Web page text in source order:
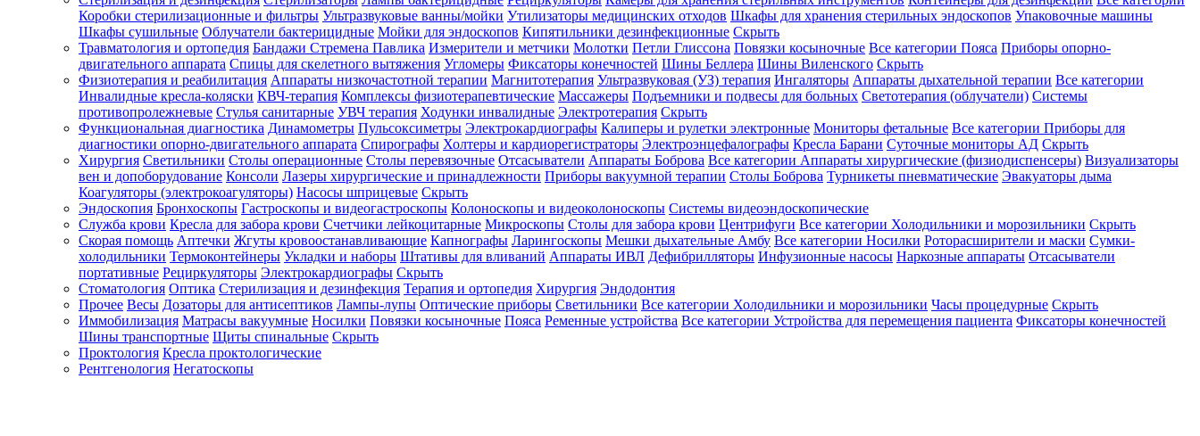
Зарегистрироваться
Зачем
регистрироваться?
Все
покупки
в
одном
месте
Личный
менеджер
Отслеживание
статуса
заказа
Коробки стерилизационные и фильтры Ультразвуковые ванны/мойки Утилизаторы медицинских отходов Шкафы для хранения стерильных эндоскопов Упаковочные машины
Шкафы сушильные Облучатели бактерицидные Мойки для эндоскопов Кипятильники дезинфекционные Скрыть
Травматология и ортопедия Бандажи Стремена Павлика Измерители и метчики Молотки Петли Глиссона Повязки косыночные Все категории Пояса Приборы опорно-
двигательного аппарата Спицы для скелетного вытяжения Угломеры Фиксаторы конечностей Шины Беллера Шины Виленского Скрыть
Физиотерапия и реабилитация Аппараты низкочастотной терапии Магнитотерапия Ультразвуковая (УЗ) терапия Ингаляторы Аппараты дыхательной терапии Все категории
Инвалидные кресла-коляски КВЧ-терапия Комплексы физиотерапевтические Массажеры Подъемники и подвесы для больных Светотерапия (облучатели) Системы
противопролежневые Стулья санитарные УВЧ терапия Ходунки инвалидные Электротерапия Скрыть
Функциональная диагностика Динамометры Пульсоксиметры Электрокардиографы Калиперы и рулетки электронные Мониторы фетальные Все категории Приборы для
диагностики опорно-двигательного аппарата Спирографы Холтеры и кардиорегистраторы Электроэнцефалографы Кресла Барани Суточные мониторы АД Скрыть
Хирургия Светильники Столы операционные Столы перевязочные Отсасыватели Аппараты Боброва Все категории Аппараты хирургические (физиодиспенсеры) Визуализаторы
вен и допоборудование Консоли Лазеры хирургические и принадлежности Приборы вакуумной терапии Столы Боброва Турникеты пневматические Эвакуаторы дыма
Коагуляторы (электрокоагуляторы) Насосы шприцевые Скрыть
Эндоскопия Бронхоскопы Гастроскопы и видеогастроскопы Колоноскопы и видеоколоноскопы Системы видеоэндоскопические
Служба крови Кресла для забора крови Счетчики лейкоцитарные Микроскопы Столы для забора крови Центрифуги Все категории Холодильники и морозильники Скрыть
Скорая помощь Аптечки Жгуты кровоостанавливающие Капнографы Ларингоскопы Мешки дыхательные Амбу Все категории Носилки Роторасширители и маски Сумки-
холодильники Термоконтейнеры Укладки и наборы Штативы для вливаний Аппараты ИВЛ Дефибрилляторы Инфузионные насосы Наркозные аппараты Отсасыватели
портативные Рециркуляторы Электрокардиографы Скрыть
Стоматология Оптика Стерилизация и дезинфекция Терапия и ортопедия Хирургия Эндодонтия
Прочее Весы Дозаторы для антисептиков Лампы-лупы Оптические приборы Светильники Все категории Холодильники и морозильники Часы процедурные Скрыть
Иммобилизация Матрасы вакуумные Носилки Повязки косыночные Пояса Ременные устройства Все категории Устройства для перемещения пациента Фиксаторы конечностей
Шины транспортные Щиты спинальные Скрыть
Проктология Кресла проктологические
Рентгенология Негатоскопы